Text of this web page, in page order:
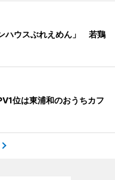
ハウスぶれえめん」 若鶏
位は東浦和のおうちカフ